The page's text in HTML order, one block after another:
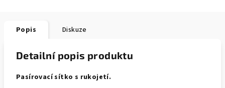
Popis Diskuze
Detailní popis produktu
Pasírovací sítko s rukojetí.